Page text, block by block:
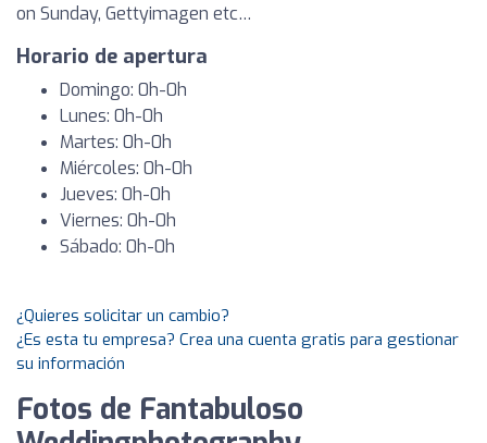
on Sunday, Gettyimagen etc…
Horario de apertura
Domingo: 0h-0h
Lunes: 0h-0h
Martes: 0h-0h
Miércoles: 0h-0h
Jueves: 0h-0h
Viernes: 0h-0h
Sábado: 0h-0h
¿Quieres solicitar un cambio?
¿Es esta tu empresa? Crea una cuenta gratis para gestionar
su información
Fotos de Fantabuloso